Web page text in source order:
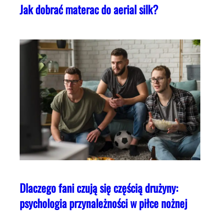
Jak dobrać materac do aerial silk?
Dlaczego fani czują się częścią drużyny:
psychologia przynależności w piłce nożnej